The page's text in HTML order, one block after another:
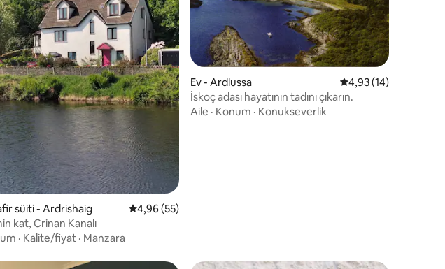
4,94 puan, 16 değerlendirme
süiti - Ardrishaig 5 üzerinden ortalama 4,96 puan, 55 değerlendirme
4,96 (55)
kat, Crinan Kanalı
· Kalite/fiyat · Manzara
Ev - Ardlussa 5 üzerinden
4,93 (14)
İskoç adası hayatının tadını çıkarın.
Aile · Konum · Konukseverlik